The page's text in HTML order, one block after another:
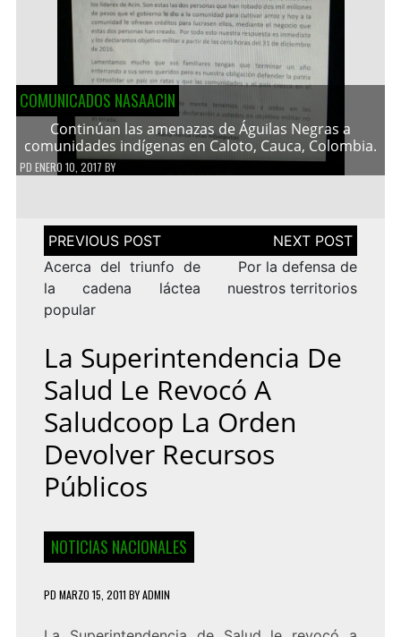
COMUNICADOS NASAACIN
Continúan las amenazas de Águilas Negras a
comunidades indígenas en Caloto, Cauca, Colombia.
PD ENERO 10, 2017 BY
Navegación
de
entradas
Acerca del triunfo de
la cadena láctea
popular
Por la defensa de
nuestros territorios
La Superintendencia De
Salud Le Revocó A
Saludcoop La Orden
Devolver Recursos
Públicos
NOTICIAS NACIONALES
PD MARZO 15, 2011 BYADMIN